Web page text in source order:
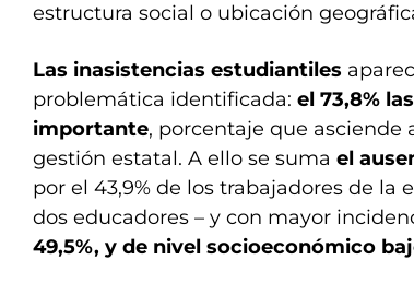
estructura social o ubicación
Las inasistencias estudiantiles
problemática identificada: el 73,8%
importante, porcentaje que asciende
gestión estatal. A ello se suma el
por el 43,9% de los trabajadores de la
dos educadores – y con mayor
49,5%, y de nivel socioeconómico